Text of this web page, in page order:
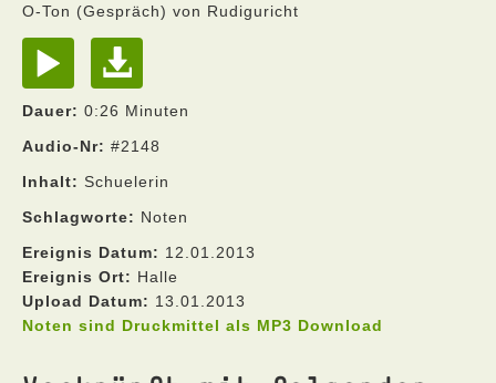
O-Ton (Gespräch) von Rudiguricht
Dauer: 0:26 Minuten
Audio-Nr: #2148
Inhalt: Schuelerin
Schlagworte: Noten
Ereignis Datum: 12.01.2013
Ereignis Ort: Halle
Upload Datum: 13.01.2013
Noten sind Druckmittel als MP3 Download